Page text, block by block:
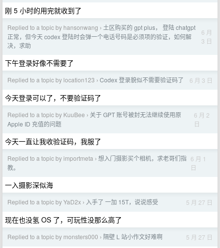
刚 5 小时的用完就收到了
Replied to a topic by hansonwang › 土区购买的 gpt plus， 登陆 chatgpt
正常，但今天 codex 登陆时会弹一个电话号码是必须项的验证，如何解
决，求助
6 月
3 日
下午登录好像不需要了
Replied to a topic by location123 › Codex 登录貌似不需要验证码了 6 月 3 日
今天登录可以了，不要验证码了
Replied to a topic by KuuBee › 关于 GPT 账号被封无法继续使用原
Apple ID 充值的问题
6 月 2
日
今天一直让我收验证码，我服了
Replied to a topic by importmeta › 想入门摄影买个相机，求老哥们指
教。
6 月 1
日
一入摄影深似海
Replied to a topic by YaD2x › 入手了 一加 15T，说说感受 5 月 27 日
现在也没氢 OS 了，可玩性没那么高了
Replied to a topic by monsters000 › 隔壁 L 站小作文好难啊 5 月 27 日